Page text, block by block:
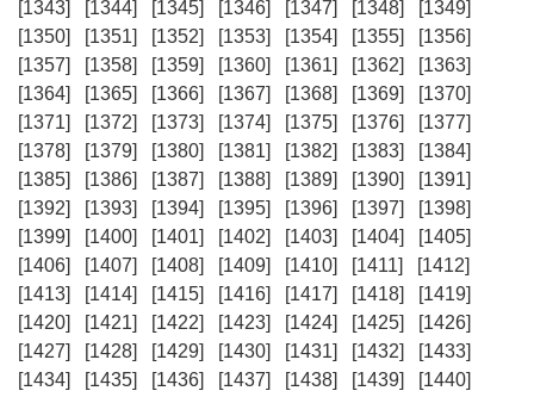
[1343]
[1344] [1345] [1346] [1347] [1348]
[1349]
[1350]
[1351] [1352] [1353] [1354] [1355]
[1356]
[1357]
[1358] [1359] [1360] [1361] [1362]
[1363]
[1364]
[1365] [1366] [1367] [1368] [1369]
[1370]
[1371]
[1372] [1373] [1374] [1375] [1376]
[1377]
[1378]
[1379] [1380] [1381] [1382] [1383]
[1384]
[1385]
[1386] [1387] [1388] [1389] [1390]
[1391]
[1392]
[1393] [1394] [1395] [1396] [1397]
[1398]
[1399]
[1400] [1401] [1402] [1403] [1404]
[1405]
[1406]
[1407] [1408] [1409] [1410] [1411]
[1412]
[1413]
[1414] [1415] [1416] [1417] [1418]
[1419]
[1420]
[1421] [1422] [1423] [1424] [1425]
[1426]
[1427]
[1428] [1429] [1430] [1431] [1432]
[1433]
[1434]
[1435] [1436] [1437] [1438] [1439]
[1440]